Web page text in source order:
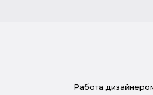
Работа